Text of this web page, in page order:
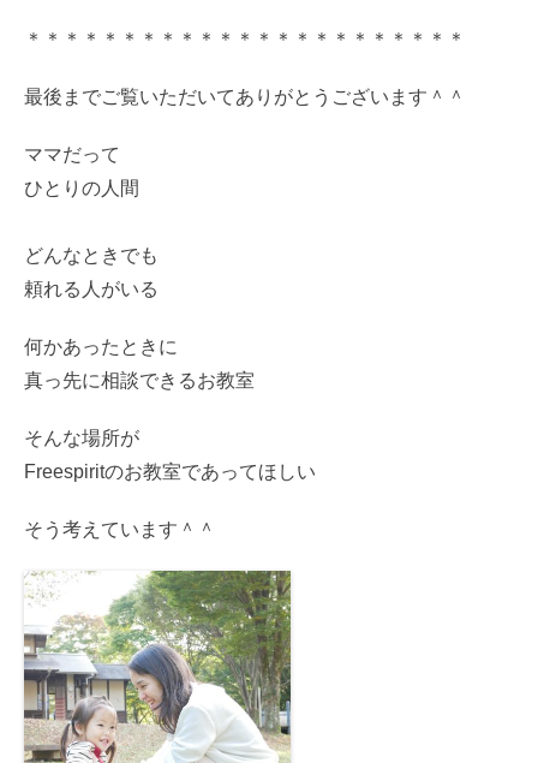
＊＊＊＊＊＊＊＊＊＊＊＊＊＊＊＊＊＊＊＊＊＊＊
最後までご覧いただいてありがとうございます＾＾
ママだって
ひとりの人間
どんなときでも
頼れる人がいる
何かあったときに
真っ先に相談できるお教室
そんな場所が
Freespiritのお教室であってほしい
そう考えています＾＾